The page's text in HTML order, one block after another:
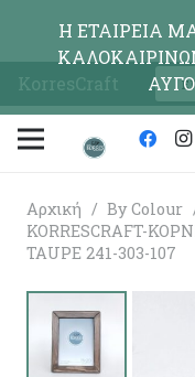
KorresCraft
Αρχική / By Colour
KORRESCRAFT-
TAUPE 241-303-107
Η ΕΤΑΙΡΕΙΑ